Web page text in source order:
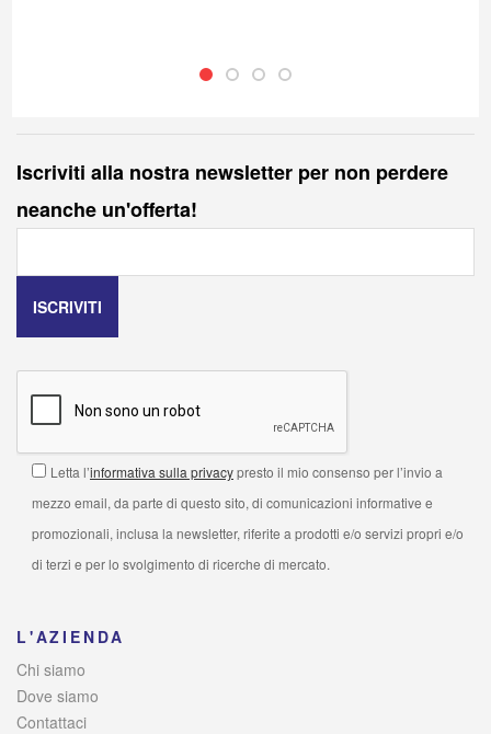
Iscriviti alla nostra newsletter per non perdere
neanche un'offerta!
Letta l’informativa sulla privacypresto il mio consenso per l’invio a
mezzo email, da parte di questo sito, di comunicazioni informative e
promozionali, inclusa la newsletter, riferite a prodotti e/o servizi propri e/o
di terzi e per lo svolgimento di ricerche di mercato.
L'AZIENDA
Chi siamo
Dove siamo
Contattaci